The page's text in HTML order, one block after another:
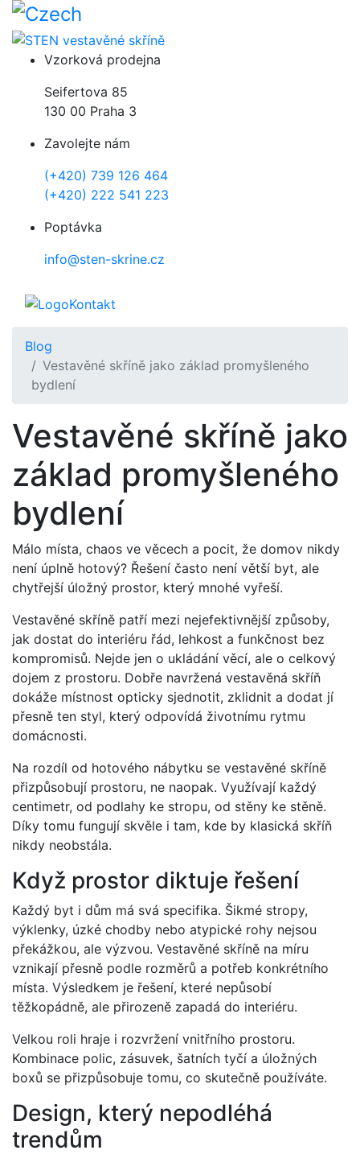
Přejít k hlavnímu obsahu
Vzorková prodejna
Seifertova 85
130 00 Praha 3
Zavolejte nám
(+420) 739 126 464
(+420) 222 541 223
Poptávka
info@sten-skrine.cz
Kontakt
Blog
Vestavěné skříně jako základ promyšleného
bydlení
Vestavěné skříně jako
základ promyšleného
bydlení
Málo místa, chaos ve věcech a pocit, že domov nikdy
není úplně hotový? Řešení často není větší byt, ale
chytřejší úložný prostor, který mnohé vyřeší.
Vestavěné skříně patří mezi nejefektivnější způsoby,
jak dostat do interiéru řád, lehkost a funkčnost bez
kompromisů. Nejde jen o ukládání věcí, ale o celkový
dojem z prostoru. Dobře navržená vestavěná skříň
dokáže místnost opticky sjednotit, zklidnit a dodat jí
přesně ten styl, který odpovídá životnímu rytmu
domácnosti.
Na rozdíl od hotového nábytku se vestavěné skříně
přizpůsobují prostoru, ne naopak. Využívají každý
centimetr, od podlahy ke stropu, od stěny ke stěně.
Díky tomu fungují skvěle i tam, kde by klasická skříň
nikdy neobstála.
Když prostor diktuje řešení
Každý byt i dům má svá specifika. Šikmé stropy,
výklenky, úzké chodby nebo atypické rohy nejsou
překážkou, ale výzvou. Vestavěné skříně na míru
vznikají přesně podle rozměrů a potřeb konkrétního
místa. Výsledkem je řešení, které nepůsobí
těžkopádně, ale přirozeně zapadá do interiéru.
Velkou roli hraje i rozvržení vnitřního prostoru.
Kombinace polic, zásuvek, šatních tyčí a úložných
boxů se přizpůsobuje tomu, co skutečně používáte.
Design, který nepodléhá
trendům